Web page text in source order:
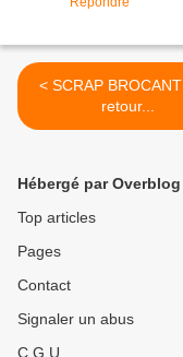
< SCRAP BROCANTE...le
retour...
Hébergé par Overblog
Top articles
Pages
Contact
Signaler un abus
C.G.U.